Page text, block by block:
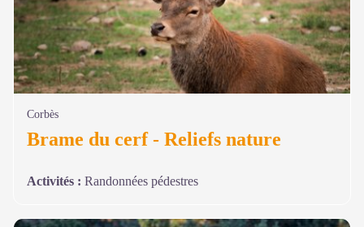
Corbès
Brame du cerf - Reliefs nature
Activités : Randonnées pédestres